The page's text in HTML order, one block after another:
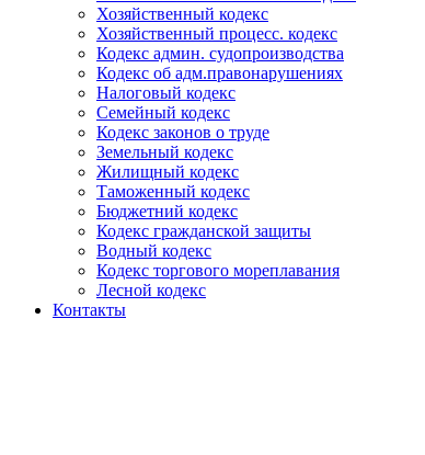
Хозяйственный кодекс
Хозяйственный процесс. кодекс
Кодекс админ. судопроизводства
Кодекс об адм.правонарушениях
Налоговый кодекс
Семейный кодекс
Кодекс законов о труде
Земельный кодекс
Жилищный кодекс
Таможенный кодекс
Бюджетний кодекс
Кодекс гражданской защиты
Водный кодекс
Кодекс торгового мореплавания
Лесной кодекс
Контакты